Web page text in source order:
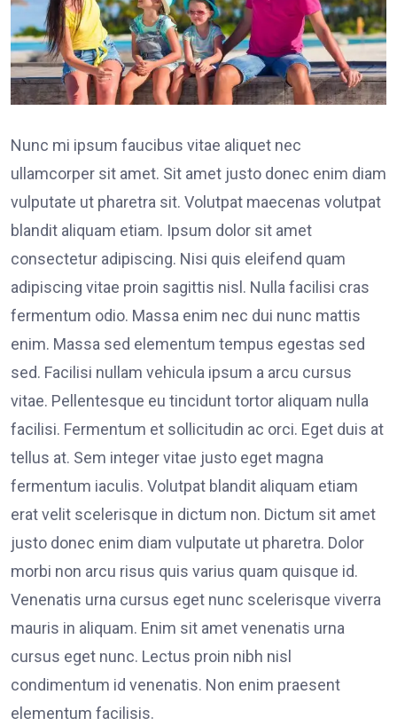
Nunc mi ipsum faucibus vitae aliquet nec
ullamcorper sit amet. Sit amet justo donec enim diam
vulputate ut pharetra sit. Volutpat maecenas volutpat
blandit aliquam etiam. Ipsum dolor sit amet
consectetur adipiscing. Nisi quis eleifend quam
adipiscing vitae proin sagittis nisl. Nulla facilisi cras
fermentum odio. Massa enim nec dui nunc mattis
enim. Massa sed elementum tempus egestas sed
sed. Facilisi nullam vehicula ipsum a arcu cursus
vitae. Pellentesque eu tincidunt tortor aliquam nulla
facilisi. Fermentum et sollicitudin ac orci. Eget duis at
tellus at. Sem integer vitae justo eget magna
fermentum iaculis. Volutpat blandit aliquam etiam
erat velit scelerisque in dictum non. Dictum sit amet
justo donec enim diam vulputate ut pharetra. Dolor
morbi non arcu risus quis varius quam quisque id.
Venenatis urna cursus eget nunc scelerisque viverra
mauris in aliquam. Enim sit amet venenatis urna
cursus eget nunc. Lectus proin nibh nisl
condimentum id venenatis. Non enim praesent
elementum facilisis.